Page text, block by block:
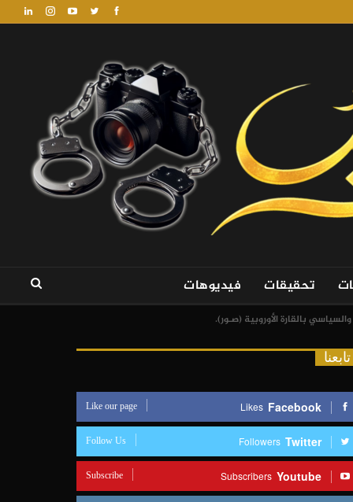
تحقيقات فيديوهات
بالقارة الأوروبية (صـور).
تابعنا
Facebook
Likes
Like our page
Twitter
Followers
Follow Us
Youtube
Subscribers
Subscribe